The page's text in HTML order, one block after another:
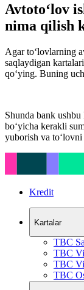
Avtoto‘lov
nima qilish
Agar to‘lovlarning
saqlaydigan
qo‘ying. Buning
Shunda bank
bo‘yicha kerakli
yuborish va
Kredit
Kartalar
TBC
TBC
TBC
TBC